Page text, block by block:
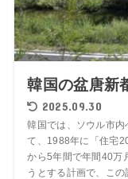
韓国の盆唐新
2025.09.30
韓国では、ソウル市内
て、1988年に「住宅
から5年間で年間40万
うとする計画で、この